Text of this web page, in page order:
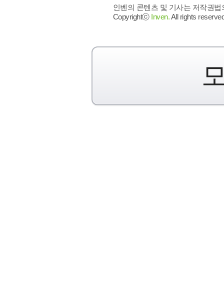
인벤의 콘텐츠 및 기사는 저작권
Copyrightⓒ Inven.All rights